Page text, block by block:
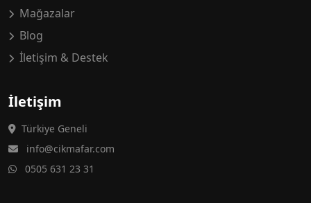
Mağazalar
Blog
İletişim & Destek
İletişim
Türkiye Geneli
info@cikmafar.com
0505 631 23 31